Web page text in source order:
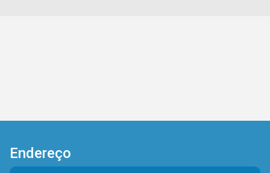
está próxima à Av. Antônio Pinto Duarte, Av.
Paschoal Ardito, Rua São Vito e à Rod.
Endereço